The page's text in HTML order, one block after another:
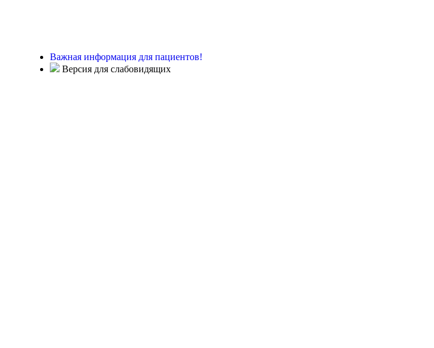
Важная информация для пациентов!
Версия для слабовидящих